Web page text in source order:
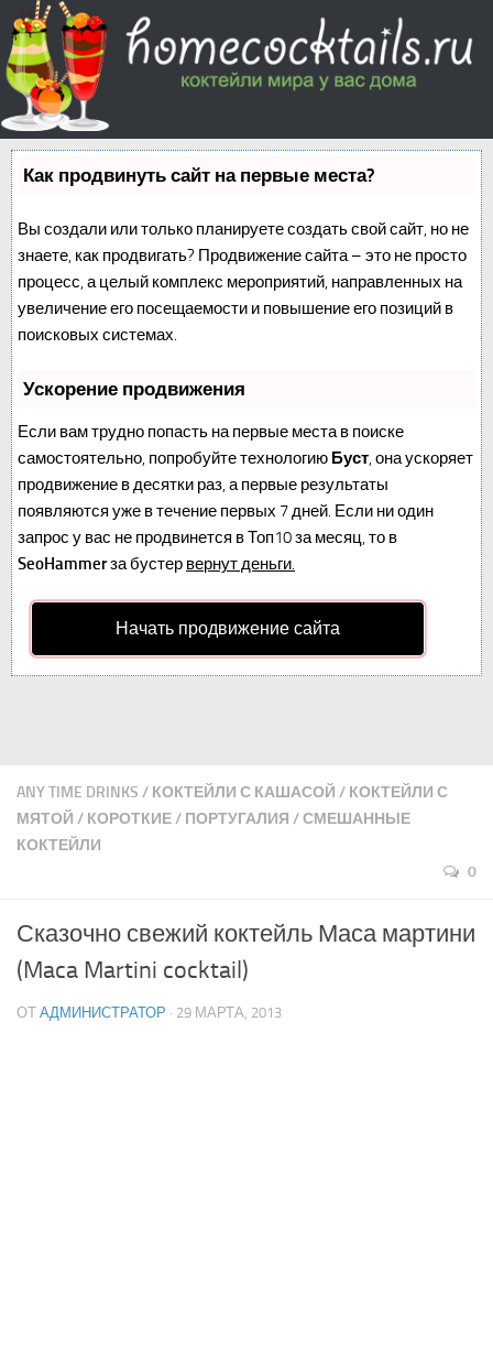
Как продвинуть сайт на первые места?
Вы создали или только планируете создать свой сайт, но не
знаете, как продвигать? Продвижение сайта – это не просто
процесс, а целый комплекс мероприятий, направленных на
увеличение его посещаемости и повышение его позиций в
поисковых системах.
Ускорение продвижения
Если вам трудно попасть на первые места в поиске
самостоятельно, попробуйте технологию Буст, она ускоряет
продвижение в десятки раз, а первые результаты
появляются уже в течение первых 7 дней. Если ни один
запрос у вас не продвинется в Топ10 за месяц, то в
SeoHammerза бустер вернут деньги.
Начать продвижение сайта
ANY TIME DRINKS / КОКТЕЙЛИ С КАШАСОЙ / КОКТЕЙЛИ С
МЯТОЙ / КОРОТКИЕ/ ПОРТУГАЛИЯ /СМЕШАННЫЕ
КОКТЕЙЛИ
0
Сказочно свежий коктейль Маса мартини
(Maca Martini cocktail)
ОТ АДМИНИСТРАТОР · 29 МАРТА, 2013